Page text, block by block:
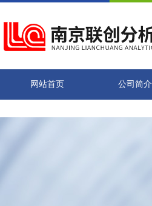
网站首页 公司简介